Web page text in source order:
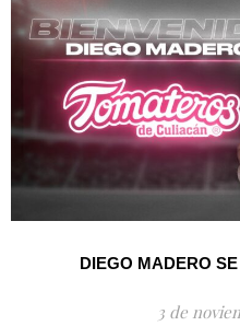
DIEGO MADERO
3 de